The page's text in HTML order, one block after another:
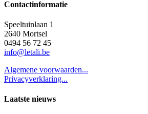
Contactinformatie
Speeltuinlaan 1
2640 Mortsel
0494 56 72 45
info@letali.be
Algemene voorwaarden...
Privacyverklaring...
Laatste nieuws